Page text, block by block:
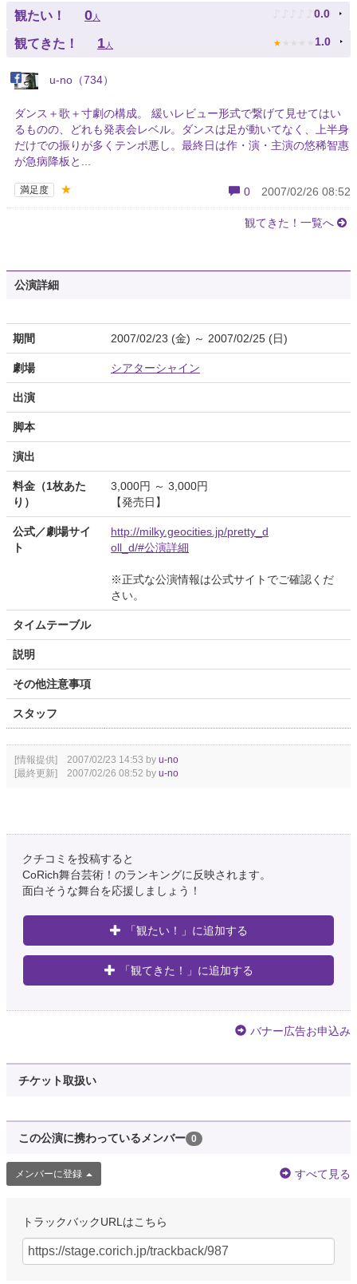
観たい！ 0人 ♪ ♪ ♪ ♪ ♪ 0.0
観てきた！ 1人 ★ ★ ★ ★ ★ 1.0
u-no（734）
ダンス＋歌＋寸劇の構成。 緩いレビュー形式で繋げて見せてはい
るものの、どれも発表会レベル。ダンスは足が動いてなく、上半身
だけでの振りが多くテンポ悪し。最終日は作・演・主演の悠稀智惠
が急病降板と...
満足度 ★ 0 2007/02/26 08:52
観てきた！一覧へ
公演詳細
期間 2007/02/23 (金) ～ 2007/02/25 (日)
劇場 シアターシャイン
出演
脚本
演出
料金（1枚あた
り）
3,000円 ～ 3,000円
【発売日】
公式／劇場サイ
ト
http://milky.geocities.jp/pretty_d
oll_d/#公演詳細
※正式な公演情報は公式サイトでご確認くだ
さい。
タイムテーブル
説明
その他注意事項
スタッフ
[情報提供] 2007/02/23 14:53 by u-no
[最終更新] 2007/02/26 08:52 by u-no
クチコミを投稿すると
CoRich舞台芸術！のランキングに反映されます。
面白そうな舞台を応援しましょう！
「観たい！」に追加する
「観てきた！」に追加する
バナー広告お申込み
チケット取扱い
この公演に携わっているメンバー 0
メンバーに登録 すべて見る
トラックバックURLはこちら